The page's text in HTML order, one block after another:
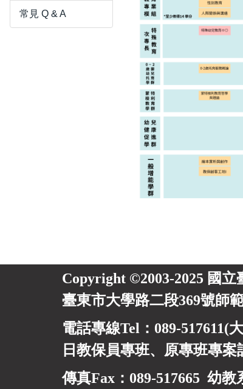
常見 Q & A
Copyright ©2003-2025 國
臺東市大學路二段369號師
電話專線Tel：089-517611(
日教保員專班、 原專班專案
傳真Fax：089-517665 幼教